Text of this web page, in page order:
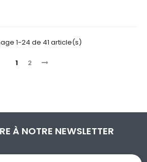
1-24 de 41 article(s)
1 2
À NOTRE NEWSLETTER